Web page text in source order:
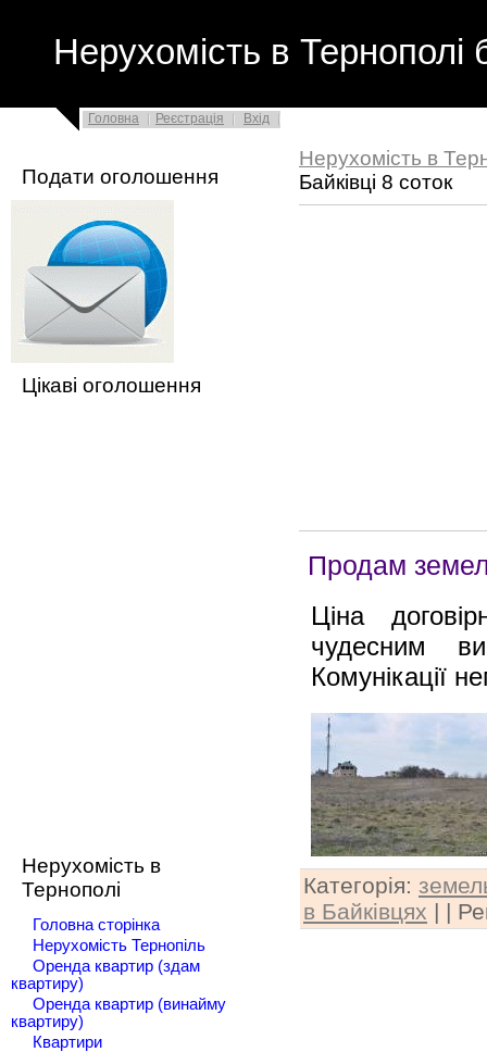
Нерухомість в Тернополі
Головна Реєстрація Вхід
Подати оголошення
Цікаві оголошення
Нерухомість в
Тернополі
Головна сторінка
Нерухомість Тернопіль
Оренда квартир (здам
квартиру)
Оренда квартир (винайму
квартиру)
Квартири
Нерухомість в
Байківці 8 соток
Продам
Ціна
чудесним
Комунікації
Категорія:
в Байківцях | |